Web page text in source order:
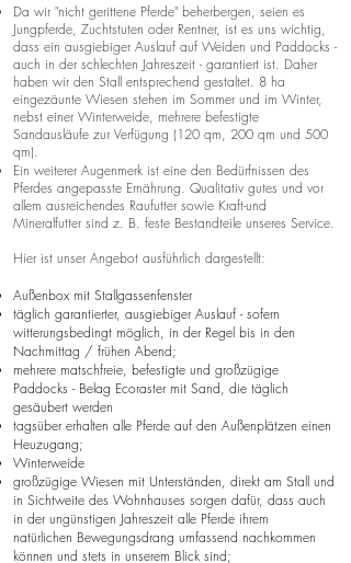
Da wir "nicht gerittene Pferde" beherbergen, seien es
Jungpferde, Zuchtstuten oder Rentner, ist es uns wichtig,
dass ein ausgiebiger Auslauf auf Weiden und Paddocks -
auch in der schlechten Jahreszeit - garantiert ist. Daher
haben wir den Stall entsprechend gestaltet. 8 ha
eingezäunte Wiesen stehen im Sommer und im Winter,
nebst einer Winterweide, mehrere befestigte
Sandausläufe zur Verfügung (120 qm, 200 qm und 500
qm).
Ein weiterer Augenmerk ist eine den Bedürfnissen des
Pferdes angepasste Ernährung. Qualitativ gutes und vor
allem ausreichendes Raufutter sowie Kraft-und
Mineralfutter sind z. B. feste Bestandteile unseres Service.
Hier ist unser Angebot ausführlich dargestellt:
Außenbox mit Stallgassenfenster
täglich garantierter, ausgiebiger Auslauf - sofern
witterungsbedingt möglich, in der Regel bis in den
Nachmittag / frühen Abend;
mehrere matschfreie, befestigte und großzügige
Paddocks - Belag Ecoraster mit Sand, die täglich
gesäubert werden
tagsüber erhalten alle Pferde auf den Außenplätzen einen
Heuzugang;
Winterweide
großzügige Wiesen mit Unterständen, direkt am Stall und
in Sichtweite des Wohnhauses sorgen dafür, dass auch
in der ungünstigen Jahreszeit alle Pferde ihrem
natürlichen Bewegungsdrang umfassend nachkommen
können und stets in unserem Blick sind;